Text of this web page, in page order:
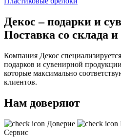
Декос – подарки и
Поставка со склада и
Компания Декос
подарков и сувенирной
которые максимально
клиентов.
Нам доверяют
Доверие
Сервис